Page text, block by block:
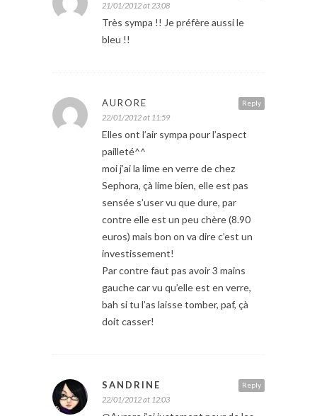
21/01/2012 at 23:08
Très sympa !! Je préfère aussi le
bleu !!
Reply
AURORE
22/01/2012 at 11:59
Elles ont l’air sympa pour l’aspect
pailleté^^
moi j’ai la lime en verre de chez
Sephora, çà lime bien, elle est pas
sensée s’user vu que dure, par
contre elle est un peu chère (8.90
euros) mais bon on va dire c’est un
investissement!
Par contre faut pas avoir 3 mains
gauche car vu qu’elle est en verre,
bah si tu l’as laisse tomber, paf, çà
doit casser!
Reply
SANDRINE
22/01/2012 at 12:03